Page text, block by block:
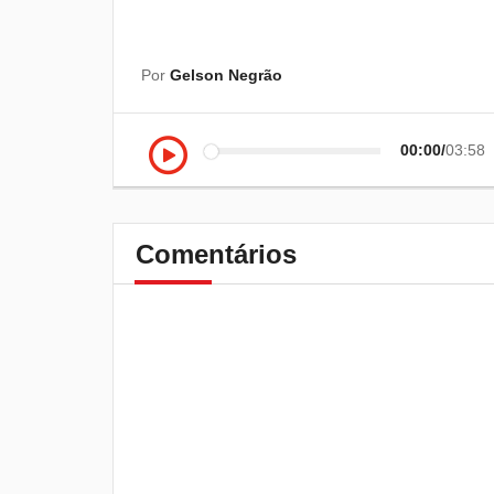
Por Gelson Negrão
00:00 03:58
Comentários